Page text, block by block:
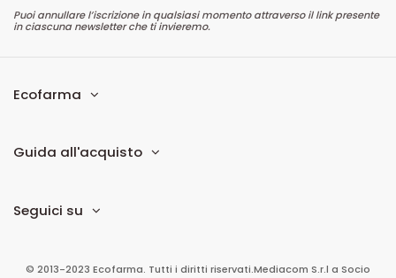
Puoi annullare l’iscrizione in qualsiasi momento attraverso il link presente
in ciascuna newsletter che ti invieremo.
Ecofarma
Guida all'acquisto
Seguici su
© 2013-2023 Ecofarma. Tutti i diritti riservati.Mediacom S.r.l a Socio